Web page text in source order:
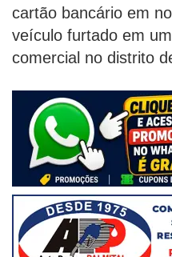
cartão bancário em
veículo furtado em
comercial no distrito